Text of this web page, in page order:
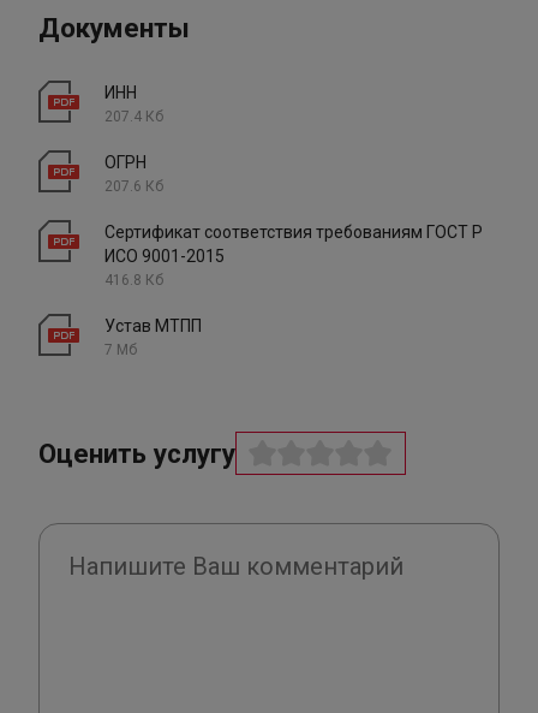
Документы
ИНН
207.4 Кб
ОГРН
207.6 Кб
Сертификат соответствия требованиям ГОСТ Р
ИСО 9001-2015
416.8 Кб
Устав МТПП
7 Мб
Оценить услугу